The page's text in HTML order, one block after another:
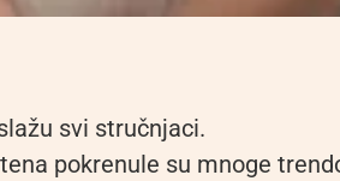
svi stručnjaci.
pokrenule su mnoge